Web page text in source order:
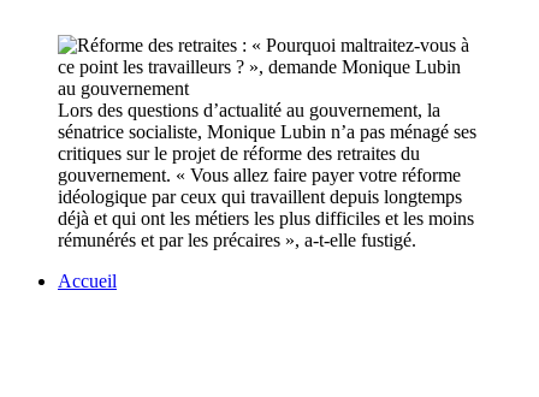
Lors des questions d’actualité au gouvernement, la
sénatrice socialiste, Monique Lubin n’a pas ménagé ses
critiques sur le projet de réforme des retraites du
gouvernement. « Vous allez faire payer votre réforme
idéologique par ceux qui travaillent depuis longtemps
déjà et qui ont les métiers les plus difficiles et les moins
rémunérés et par les précaires », a-t-elle fustigé.
Accueil